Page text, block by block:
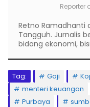
Reporter
Retno Ramadhanti
Tangguh. Jurnalis
bidang ekonomi,
Tag: Gaji
menteri keuangan
Purbaya